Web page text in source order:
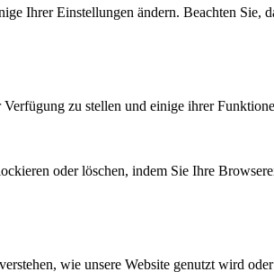
Ihrer Einstellungen ändern. Beachten
zu stellen und einige ihrer
oder löschen, indem Sie Ihre
wie unsere Website genutzt wird